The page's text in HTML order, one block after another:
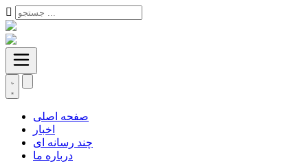
صفحه اصلی
اخبار
چند رسانه ای
درباره ما